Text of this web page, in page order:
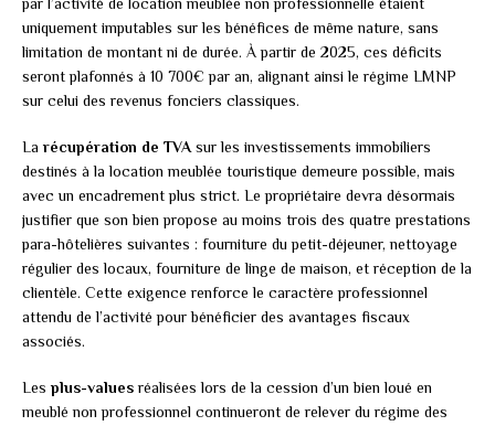
par l’activité de location meublée non professionnelle étaient
uniquement imputables sur les bénéfices de même nature, sans
limitation de montant ni de durée. À partir de 2025, ces déficits
seront plafonnés à 10 700€ par an, alignant ainsi le régime LMNP
sur celui des revenus fonciers classiques.
La récupération de TVAsur les investissements immobiliers
destinés à la location meublée touristique demeure possible, mais
avec un encadrement plus strict. Le propriétaire devra désormais
justifier que son bien propose au moins trois des quatre prestations
para-hôtelières suivantes : fourniture du petit-déjeuner, nettoyage
régulier des locaux, fourniture de linge de maison, et réception de la
clientèle. Cette exigence renforce le caractère professionnel
attendu de l’activité pour bénéficier des avantages fiscaux
associés.
Les plus-valuesréalisées lors de la cession d’un bien loué en
meublé non professionnel continueront de relever du régime des